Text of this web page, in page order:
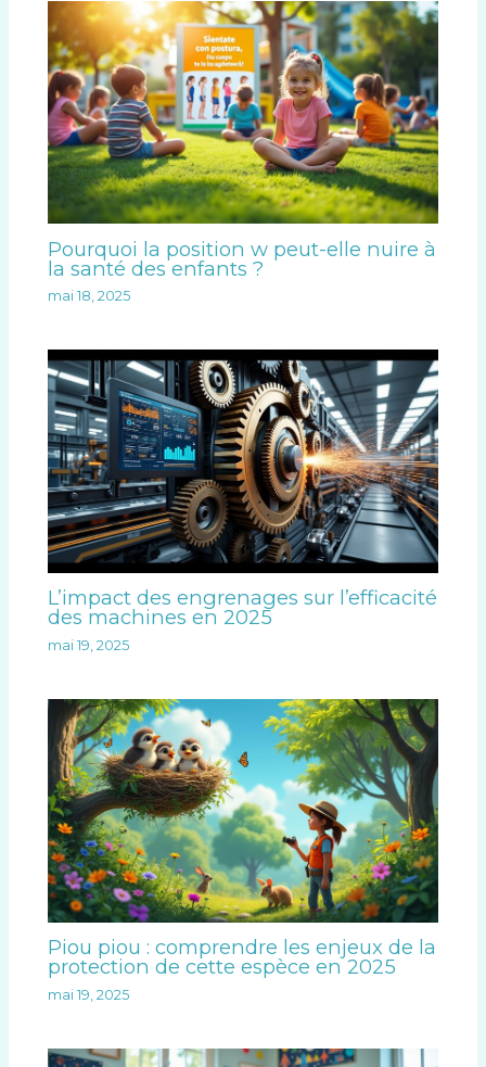
Pourquoi la position w peut-elle nuire à
la santé des enfants ?
mai 18, 2025
L’impact des engrenages sur l’efficacité
des machines en 2025
mai 19, 2025
Piou piou : comprendre les enjeux de la
protection de cette espèce en 2025
mai 19, 2025